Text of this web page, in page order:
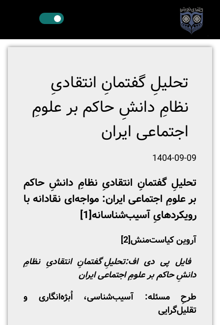
تحلیلِ گفتمانِ انتقادیِ
نظامِ دانشِ حاکم بر علومِ
اجتماعی ایران
1404-09-09
تحلیلِ گفتمانِ انتقادیِ نظامِ دانشِ حاکم
بر علومِ اجتماعی ایران: مواجه‌ای نقادانه با
رویکردهایِ آسیب‌شناسانه[1]
آروین کیاست‌منش[2]
فایل پی دی اف:تحلیلِ گفتمانِ انتقادیِ نظامِ
دانشِ حاکم بر علومِ اجتماعی ایران
طرحِ مسئله: آسیب‌شناسی، اُبژه‌انگاری و
تقلیل‌گرایی